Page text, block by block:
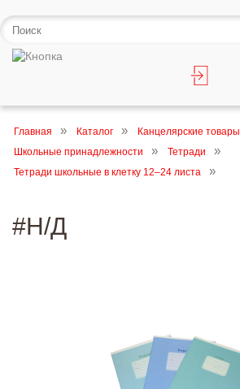
Главная Каталог
Канцелярские товары
Школьные принадлежности
Тетради
Тетради школьные в клетку 12–24 листа
#Н/Д